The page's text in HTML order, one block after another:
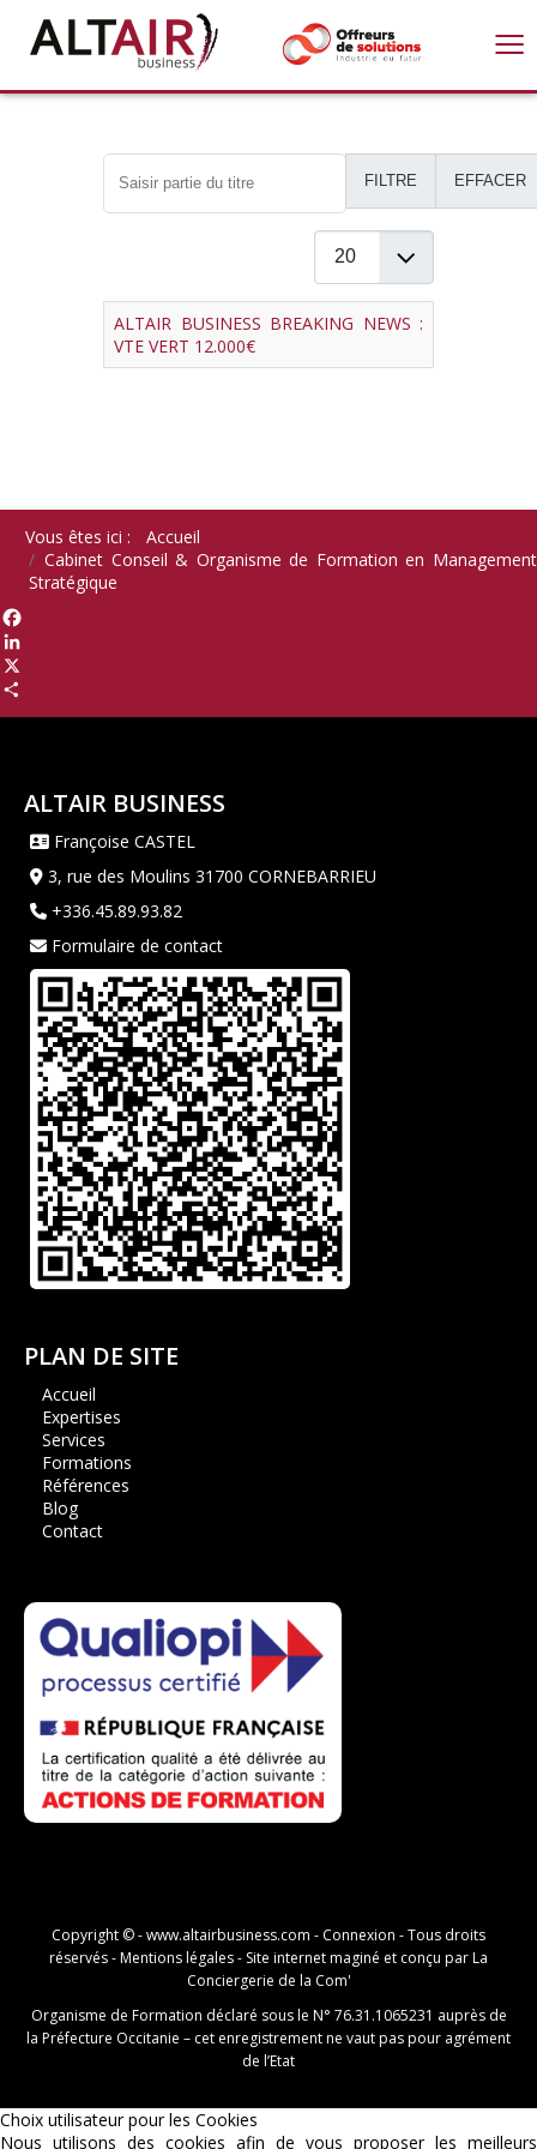
≡
Saisir partie du titre
FILTRE EFFACER
Afficher #
Titre
ALTAIR BUSINESS BREAKING NEWS :
VTE VERT 12.000€
Vous êtes ici :
Accueil
Cabinet Conseil & Organisme de Formation en Management
Stratégique
Share
ALTAIR BUSINESS
Françoise CASTEL
3, rue des Moulins 31700 CORNEBARRIEU
+336.45.89.93.82
Formulaire de contact
PLAN DE SITE
Accueil
Expertises
Services
Formations
Références
Blog
Contact
Copyright © -www.altairbusiness.com - Connexion - Tous droits
réservés -Mentions légales- Site internet maginé et conçu parLa
Conciergerie de la Com'
Organisme de Formation déclaré sous le N° 76.31.1065231 auprès de
la Préfecture Occitanie – cet enregistrement ne vaut pas pour agrément
de l’Etat
Choix utilisateur pour les Cookies
Nous utilisons des cookies afin de vous proposer les meilleurs